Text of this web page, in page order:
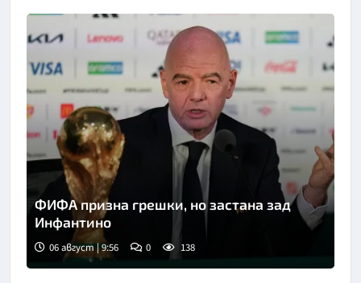
Снимка: Асошиейтед прес
ФИФА призна грешки, но застана зад
Инфантино
06 август | 9:56 0 138